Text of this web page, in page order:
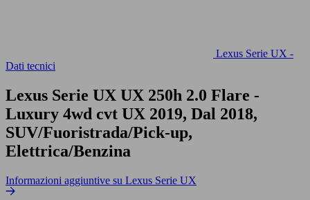
Lexus Serie UX -
Dati tecnici
Lexus Serie UX UX 250h 2.0 Flare -
Luxury 4wd cvt UX 2019, Dal 2018,
SUV/Fuoristrada/Pick-up,
Elettrica/Benzina
Informazioni aggiuntive su Lexus Serie UX